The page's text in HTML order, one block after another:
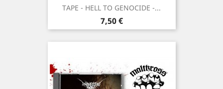
TAPE - HELL TO GENOCIDE -...
Prix
7,50 €